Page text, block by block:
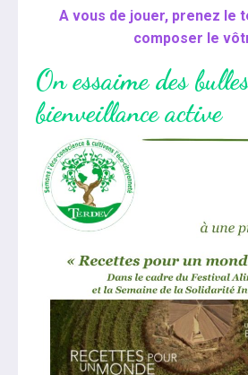
A vous de jouer, prenez le
composer le
On essaimedes
bienveillance active